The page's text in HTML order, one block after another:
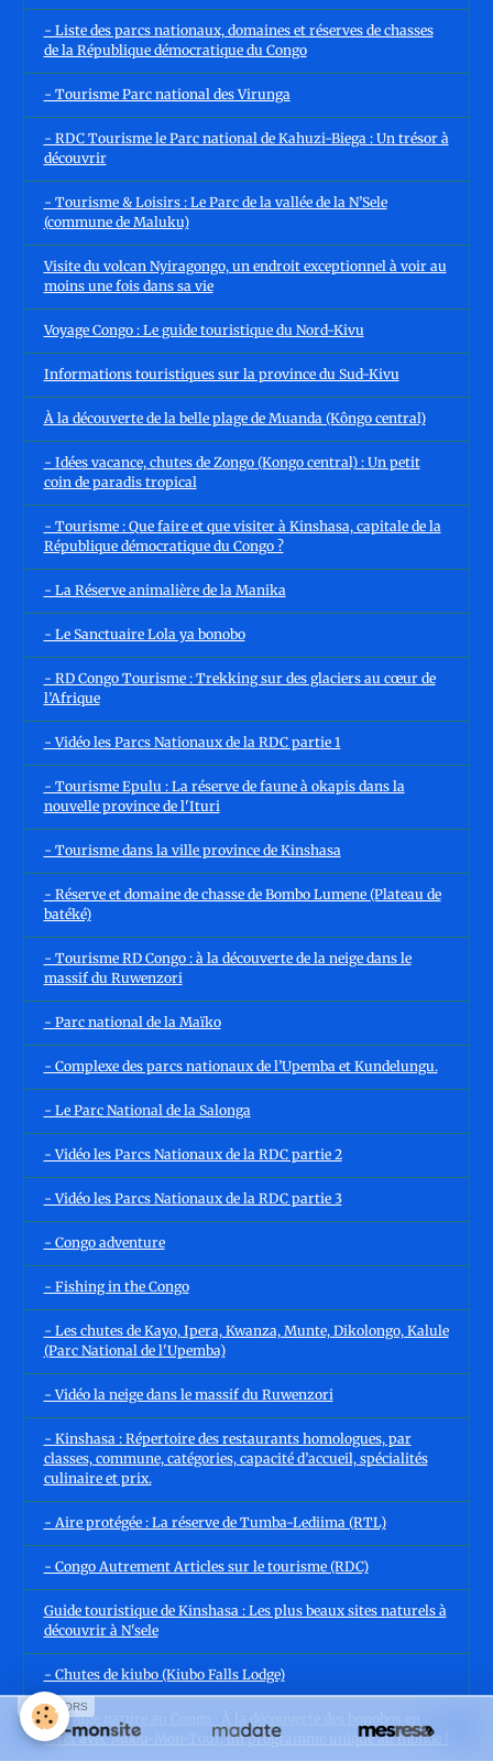
- Liste des parcs nationaux, domaines et réserves de chasses
de la République démocratique du Congo
- Tourisme Parc national des Virunga
- RDC Tourisme le Parc national de Kahuzi-Biega : Un trésor à
découvrir
- Tourisme & Loisirs : Le Parc de la vallée de la N’Sele
(commune de Maluku)
Visite du volcan Nyiragongo, un endroit exceptionnel à voir au
moins une fois dans sa vie
Voyage Congo : Le guide touristique du Nord-Kivu
Informations touristiques sur la province du Sud-Kivu
À la découverte de la belle plage de Muanda (Kôngo central)
- Idées vacance, chutes de Zongo (Kongo central) : Un petit
coin de paradis tropical
- Tourisme : Que faire et que visiter à Kinshasa, capitale de la
République démocratique du Congo ?
- La Réserve animalière de la Manika
- Le Sanctuaire Lola ya bonobo
- RD Congo Tourisme : Trekking sur des glaciers au cœur de
l’Afrique
- Vidéo les Parcs Nationaux de la RDC partie 1
- Tourisme Epulu : La réserve de faune à okapis dans la
nouvelle province de l'Ituri
- Tourisme dans la ville province de Kinshasa
- Réserve et domaine de chasse de Bombo Lumene (Plateau de
batéké)
- Tourisme RD Congo : à la découverte de la neige dans le
massif du Ruwenzori
- Parc national de la Maïko
- Complexe des parcs nationaux de l’Upemba et Kundelungu.
- Le Parc National de la Salonga
- Vidéo les Parcs Nationaux de la RDC partie 2
- Vidéo les Parcs Nationaux de la RDC partie 3
- Congo adventure
- Fishing in the Congo
- Les chutes de Kayo, Ipera, Kwanza, Munte, Dikolongo, Kalule
(Parc National de l'Upemba)
- Vidéo la neige dans le massif du Ruwenzori
- Kinshasa : Répertoire des restaurants homologues, par
classes, commune, catégories, capacité d’accueil, spécialités
culinaire et prix.
- Aire protégée : La réserve de Tumba-Lediima (RTL)
- Congo Autrement Articles sur le tourisme (RDC)
Guide touristique de Kinshasa : Les plus beaux sites naturels à
découvrir à N'sele
- Chutes de kiubo (Kiubo Falls Lodge)
- Voyage nature au Congo : À la découverte des bonobos en
forêt avec Mbou-Mon-Tour, un programme unique au monde !
SPONSORS